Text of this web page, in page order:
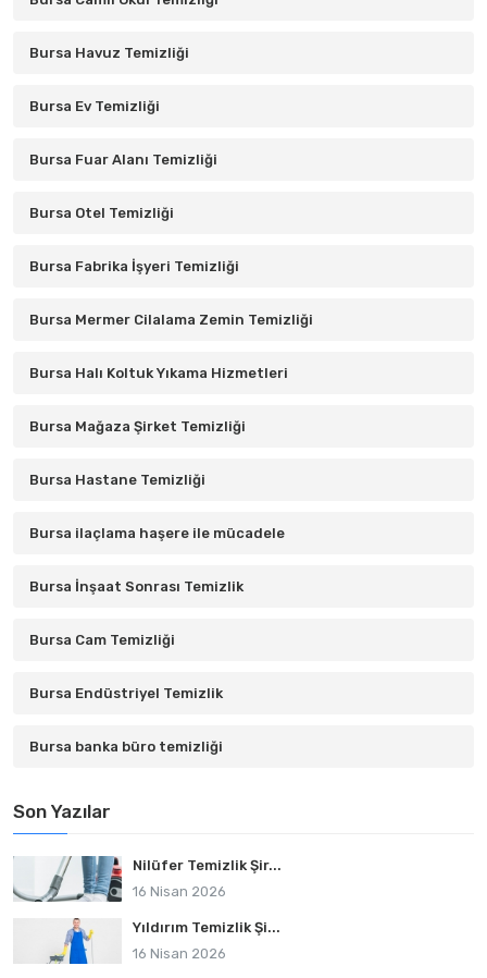
Bursa Havuz Temizliği
Bursa Ev Temizliği
Bursa Fuar Alanı Temizliği
Bursa Otel Temizliği
Bursa Fabrika İşyeri Temizliği
Bursa Mermer Cilalama Zemin Temizliği
Bursa Halı Koltuk Yıkama Hizmetleri
Bursa Mağaza Şirket Temizliği
Bursa Hastane Temizliği
Bursa ilaçlama haşere ile mücadele
Bursa İnşaat Sonrası Temizlik
Bursa Cam Temizliği
Bursa Endüstriyel Temizlik
Bursa banka büro temizliği
Son Yazılar
Nilüfer Temizlik Şir...
16 Nisan 2026
Yıldırım Temizlik Şi...
16 Nisan 2026